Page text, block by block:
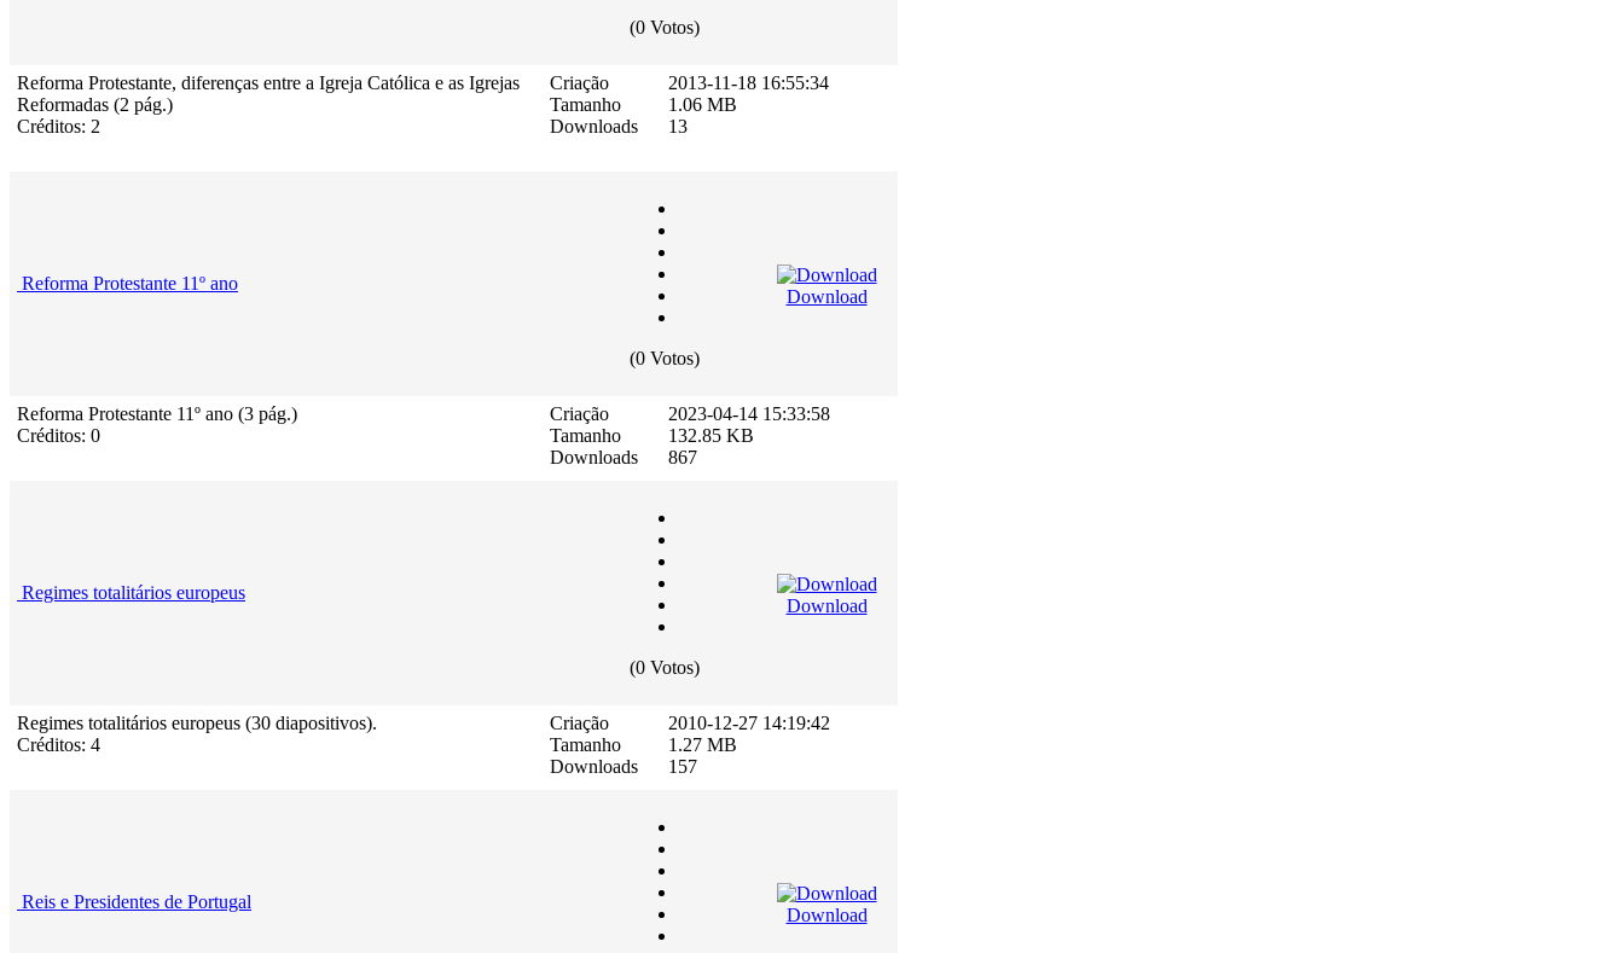
(0 Votos)
Reforma Protestante, diferenças entre a Igreja Católica e as Igrejas
Reformadas (2 pág.)
Créditos: 2
Criação
Tamanho
Downloads
2013-11-18 16:55:34
1.06 MB
13
Reforma Protestante 11º ano
(0 Votos)
Download
Reforma Protestante 11º ano (3 pág.)
Créditos: 0
Criação
Tamanho
Downloads
2023-04-14 15:33:58
132.85 KB
867
Regimes totalitários europeus
(0 Votos)
Download
Regimes totalitários europeus (30 diapositivos).
Créditos: 4
Criação
Tamanho
Downloads
2010-12-27 14:19:42
1.27 MB
157
Reis e Presidentes de Portugal
Download